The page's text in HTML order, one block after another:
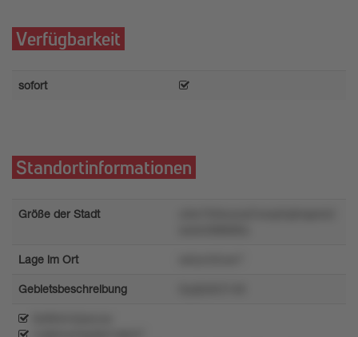
Verfügbarkeit
sofort
Standortinformationen
Größe der Stadt
Lage im Ort
Gebietsbeschreibung